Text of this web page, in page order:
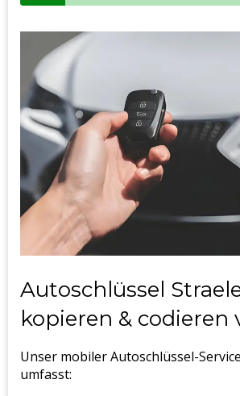
Autoschlüssel
kopieren & codieren
Unser mobiler Autoschlüssel-
umfasst: